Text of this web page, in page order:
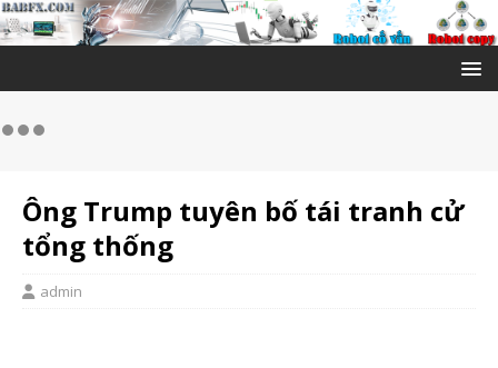
Ông Trump tuyên bố tái tranh cử
tổng thống
admin